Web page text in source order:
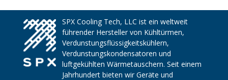
SPX Cooling Tech, LLC ist ein weltweit
führender Hersteller von Kühltürmen,
Verdunstungsflüssigkeitskühlern,
Verdunstungskondensatoren und
luftgekühlten Wärmetauschern. Seit einem
Jahrhundert bieten wir Geräte und